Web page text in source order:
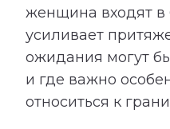
женщина входят в
усиливает
ожидания могут
и где важно
относиться к